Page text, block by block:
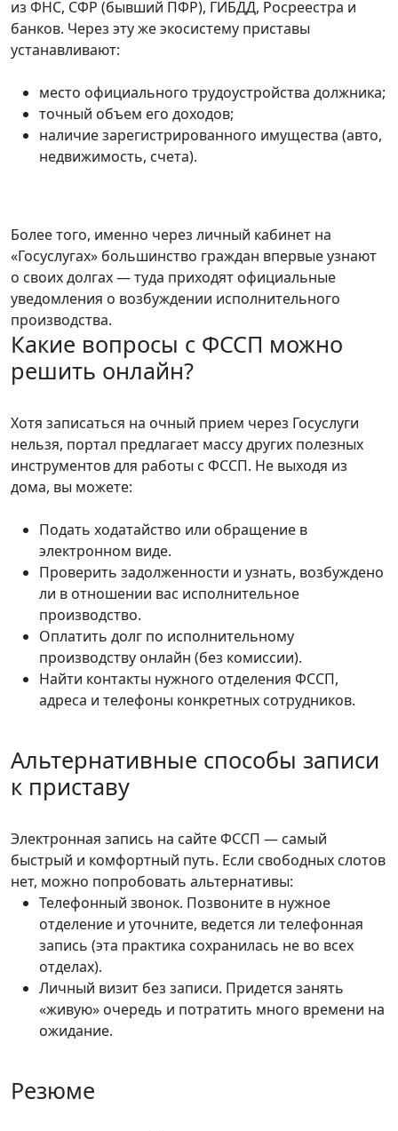
из ФНС, СФР (бывший ПФР), ГИБДД, Росреестра и
банков. Через эту же экосистему приставы
устанавливают:
место официального трудоустройства должника;
точный объем его доходов;
наличие зарегистрированного имущества (авто,
недвижимость, счета).
Более того, именно через личный кабинет на
«Госуслугах» большинство граждан впервые узнают
о своих долгах — туда приходят официальные
уведомления о возбуждении исполнительного
производства.
Какие вопросы с ФССП можно
решить онлайн?
Хотя записаться на очный прием через Госуслуги
нельзя, портал предлагает массу других полезных
инструментов для работы с ФССП. Не выходя из
дома, вы можете:
Подать ходатайство или обращение в
электронном виде.
Проверить задолженности и узнать, возбуждено
ли в отношении вас исполнительное
производство.
Оплатить долг по исполнительному
производству онлайн (без комиссии).
Найти контакты нужного отделения ФССП,
адреса и телефоны конкретных сотрудников.
Альтернативные способы записи
к приставу
Электронная запись на сайте ФССП — самый
быстрый и комфортный путь. Если свободных слотов
нет, можно попробовать альтернативы:
Телефонный звонок. Позвоните в нужное
отделение и уточните, ведется ли телефонная
запись (эта практика сохранилась не во всех
отделах).
Личный визит без записи. Придется занять
«живую» очередь и потратить много времени на
ожидание.
Резюме